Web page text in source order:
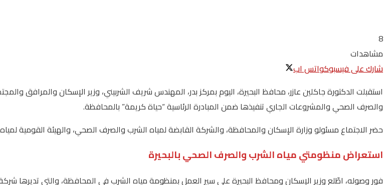
8
مشاهدات
شارك على فيسبوكواتس اب
استقبلت الدكتورة جاكلين عازر، محافظ البحيرة، اليوم بمركز بدر، المهندس شريف الشربيني، وزير الإسكان والمرافق
والصرف الصحي والمشروعات الجاري تنفيذها ضمن المبادرة الرئاسية “حياة كريمة” بالمحافظة.
حضر الاجتماع مسئولو وزارة الإسكان والمحافظة، والشركة القابضة لمياه الشرب والصرف الصحي، والهيئة القومية
استعراض منظومتي مياه الشرب والصرف الصحي بالبحيرة
فور وصوله، اطّلع وزير الإسكان ومحافظ البحيرة على سير العمل بمنظومة مياه الشرب في المحافظة، والتي تديرها